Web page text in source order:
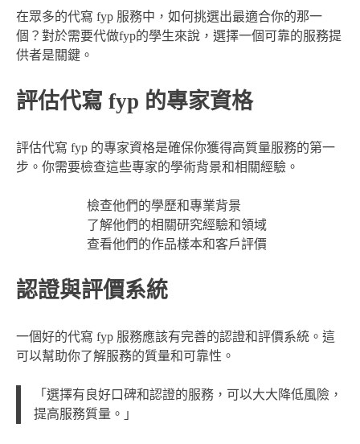
在眾多的代寫 fyp 服務中，如何挑選出最適合你的那一
個？對於需要代做fyp的學生來說，選擇一個可靠的服務提
供者是關鍵。
評估代寫 fyp 的專家資格
評估代寫 fyp 的專家資格是確保你獲得高質量服務的第一
步。你需要檢查這些專家的學術背景和相關經驗。
檢查他們的學歷和專業背景
了解他們的相關研究經驗和領域
查看他們的作品樣本和客戶評價
認證與評價系統
一個好的代寫 fyp 服務應該有完善的認證和評價系統。這
可以幫助你了解服務的質量和可靠性。
「選擇有良好口碑和認證的服務，可以大大降低風險，
提高服務質量。」